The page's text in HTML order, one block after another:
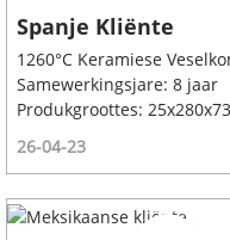
Spanje Kliënte
1260°C Keramiese
Samewerkingsjare: 8 jaar
Produkgroottes:
26-04-23